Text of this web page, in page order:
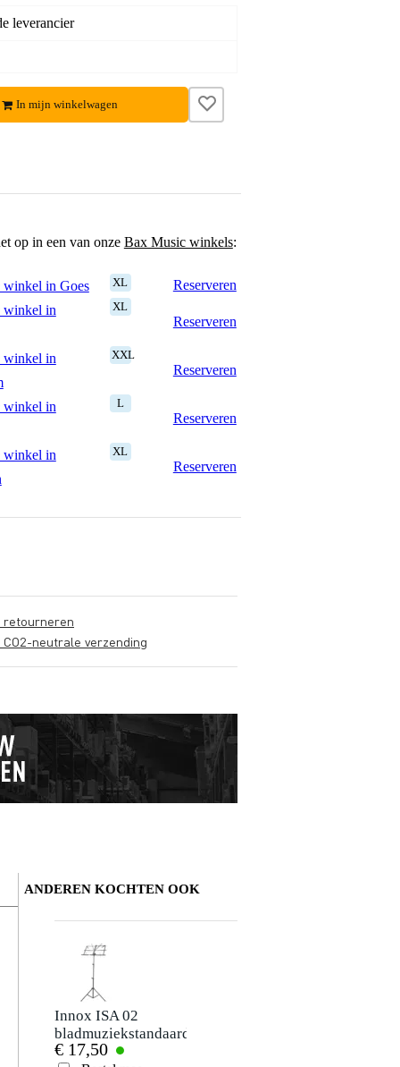
leverancier
In mijn winkelwagen
op in een van onze Bax Music winkels:
in Goes XL
Reserveren
winkel in
XL
Reserveren
winkel in
XXL
Reserveren
winkel in
L
Reserveren
winkel in
XL
Reserveren
retourneren
CO2-neutrale verzending
Schrijf zelf een review
Je beoordeling
Rick Gramberg
ANDEREN KOCHTEN OOK
Innox ISA 02
bladmuziekstandaard
€ 17,50